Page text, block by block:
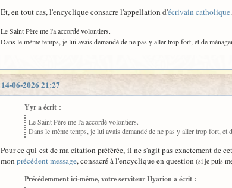
Et, en tout cas, l'encyclique consacre l'appellation d'écrivain catholique.
Le Saint Père me l'a accordé volontiers.
Dans le même temps, je lui avais demandé de ne pas y aller trop fort, et de
14-06-2026 21:27
Yyr a écrit :
Le Saint Père me l'a accordé volontiers.
Dans le même temps, je lui avais demandé de ne pas y aller trop fort,
Pour ce qui est de ma citation préférée, il ne s'agit pas exactement de
monprécédent message, consacré à l'encyclique en question(si je puis
Précédemment ici-même, votre serviteur Hyarion a écrit :